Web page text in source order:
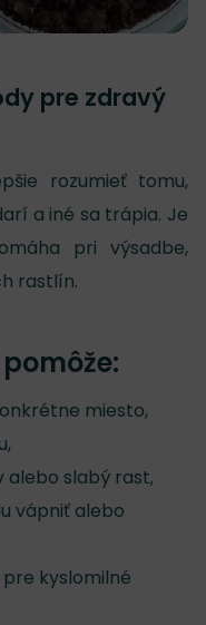
pre zdravý
rozumieť tomu,
a iné sa trápia. Je
pri výsadbe,
rastlín.
miesto,
alebo slabý rast,
vápniť alebo
kyslomilné